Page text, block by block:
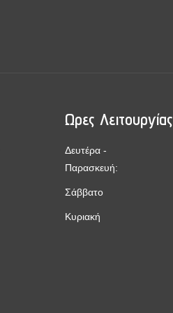
Ωρες Λειτουργίας
Δευτέρα -
Παρασκευή:
Σάββατο
Κυριακή